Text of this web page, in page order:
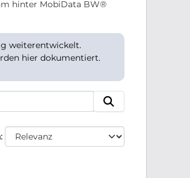
hinter MobiData BW®
weiterentwickelt.
hier dokumentiert.